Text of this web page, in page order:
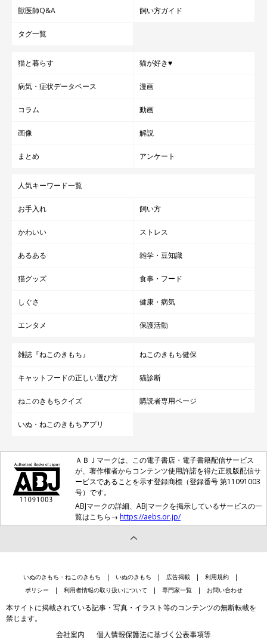
ころも魅力的
こたつでまったり中だけど…ふつう頭を出すのでは？（笑）
@taruchoro
——飼い主さんから見て、こんぶちゃんはどんなコですか？
「優しくておおらかで、面倒見がいいです。動ける太っちょで、
はなんとも言えない素晴らしさがありますね」
獣医師Q&A 飼い方ガイド
タグ一覧
猫と暮らす 猫が好き♥
病気・症状データベース 漫画
コラム 動画
画像 解説
まとめ アンケート
人気キーワード一覧
お手入れ 飼い方
かわいい ストレス
あるある 雑学・豆知識
猫グッズ 食事・フード
しぐさ 健康・病気
エンタメ 保護活動
雑誌『ねこのきもち』 ねこのきもち健保
キャットフードの正しい選び方 猫診断
ねこのきもちクイズ 購読者専用ページ
いぬ・ねこのきもちアプリ
ＡＢＪマークは、この電子書店・電子書籍配信サービス
が、著作権者からコンテンツ使用許諾を得た正規版配信サ
ービスであることを示す登録商標（登録番号 第11091003
号）です。
ABJマークの詳細、ABJマークを掲示しているサービスの一
覧はこちら→ https://aebs.or.jp/
いぬのきもち・ねこのきもち いぬのきもち 広告掲載
利用規約
ポリシー
利用者情報の取り扱いについて 専門家一覧 お問い合わせ
本サイトに掲載されている記事・写真・イラスト等のコンテンツの無断転載を
禁じます。
会社案内 個人情報保護法に基づく公表事項等